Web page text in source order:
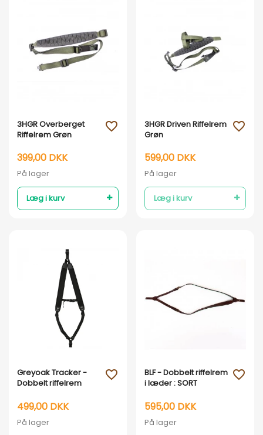
Vis her
3HGR Overberget
Riffelrem Grøn
399,00 DKK
På lager
Læg i kurv
favorite_outline
Vis her
3HGR Driven Riffelrem
Grøn
599,00 DKK
På lager
Læg i kurv
favorite_outline
Vis her
Greyoak Tracker -
Dobbelt riffelrem
499,00 DKK
På lager
favorite_outline
Vis her
BLF - Dobbelt riffelrem
i læder : SORT
595,00 DKK
På lager
favorite_outline